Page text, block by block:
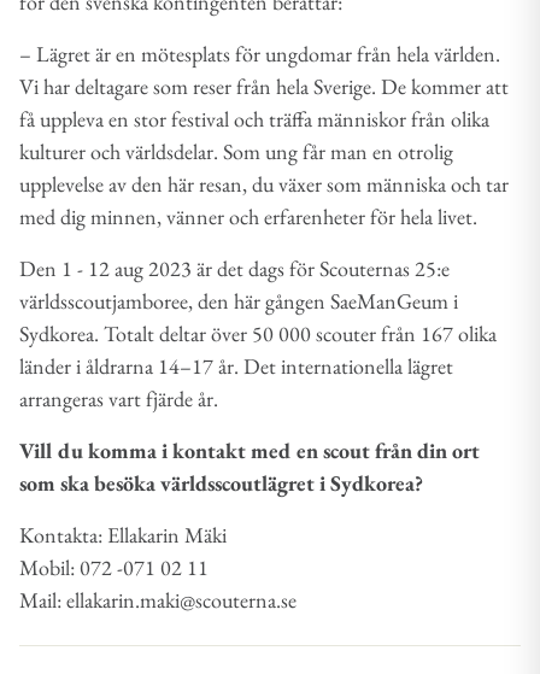
– Lägret är en mötesplats för ungdomar från hela världen.
Vi har deltagare som reser från hela Sverige. De kommer att
få uppleva en stor festival och träffa människor från olika
kulturer och världsdelar. Som ung får man en otrolig
upplevelse av den här resan, du växer som människa och tar
med dig minnen, vänner och erfarenheter för hela livet.
Den 1 - 12 aug 2023 är det dags för Scouternas 25:e
världsscoutjamboree, den här gången SaeManGeum i
Sydkorea. Totalt deltar över 50 000 scouter från 167 olika
länder i åldrarna 14–17 år. Det internationella lägret
arrangeras vart fjärde år.
Vill du komma i kontakt med en scout från din ort
som ska besöka världsscoutlägret i Sydkorea?
Kontakta: Ellakarin Mäki
Mobil: 072 -071 02 11
Mail: ellakarin.maki@scouterna.se